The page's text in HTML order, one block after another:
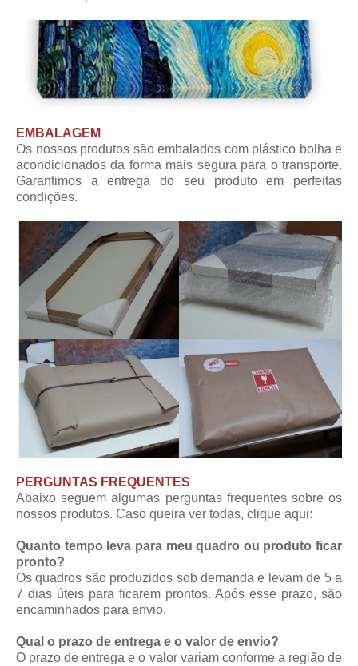
EMBALAGEM
Os nossos produtos são embalados com plástico bolha e
acondicionados da forma mais segura para o transporte.
Garantimos a entrega do seu produto em perfeitas
condições.
PERGUNTAS FREQUENTES
Abaixo seguem algumas perguntas frequentes sobre os
nossos produtos. Caso queira ver todas, clique aqui:
Quanto tempo leva para meu quadro ou produto ficar
pronto?
Os quadros são produzidos sob demanda e levam de 5 a
7 dias úteis para ficarem prontos. Após esse prazo, são
encaminhados para envio.
Qual o prazo de entrega e o valor de envio?
O prazo de entrega e o valor variam conforme a região de